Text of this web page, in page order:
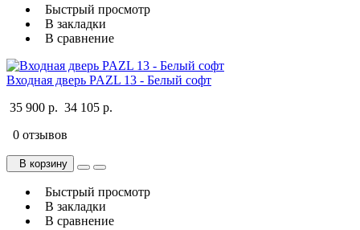
Быстрый просмотр
В закладки
В сравнение
Входная дверь PAZL 13 - Белый софт
35 900 р. 34 105 р.
0 отзывов
В корзину
Быстрый просмотр
В закладки
В сравнение